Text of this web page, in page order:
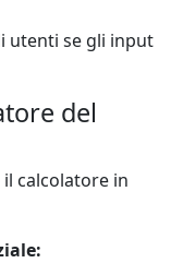
utenti se gli input
del
calcolatore in